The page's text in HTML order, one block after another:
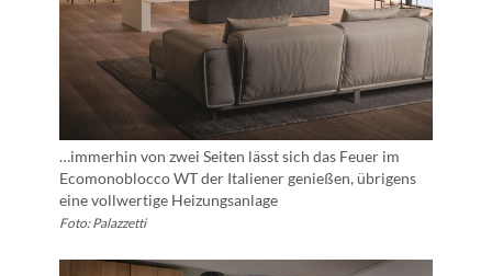
…immerhin von zwei Seiten lässt sich das Feuer im
Ecomonoblocco WT der Italiener genießen, übrigens
eine vollwertige Heizungsanlage
Foto: Palazzetti